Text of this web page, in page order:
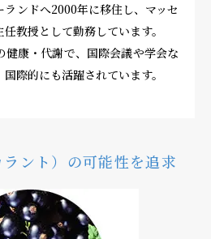
ンドへ2000年に移住し、マッセ
教授として勤務しています。
健康・代謝で、国際会議や学会な
際的にも活躍されています。
ント）の可能性を追求